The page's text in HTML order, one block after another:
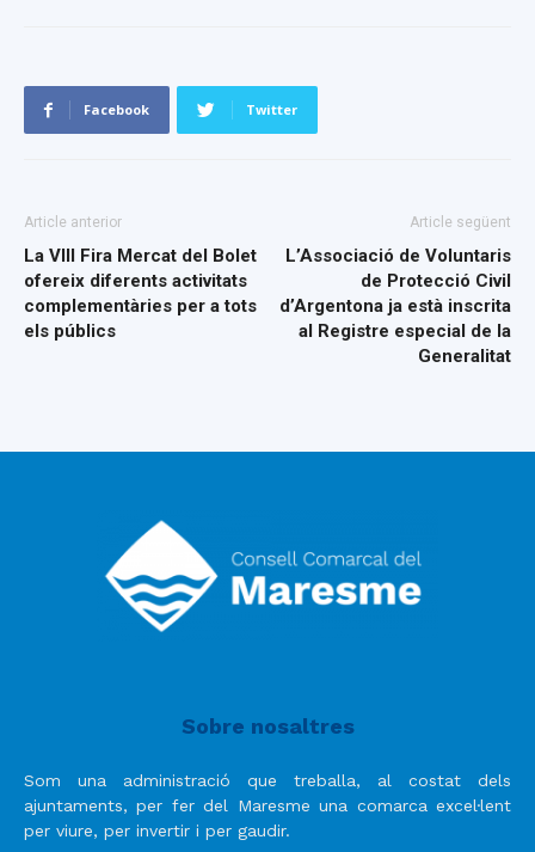
Facebook Twitter
Article anterior
La VIII Fira Mercat del Bolet
ofereix diferents activitats
complementàries per a tots
els públics
Article següent
L’Associació de Voluntaris
de Protecció Civil
d’Argentona ja està inscrita
al Registre especial de la
Generalitat
Sobre nosaltres
Som una administració que treballa, al costat dels
ajuntaments, per fer del Maresme una comarca excel·lent
per viure, per invertir i per gaudir.